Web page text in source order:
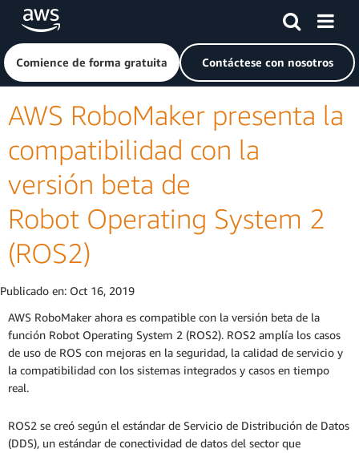
Saltar al contenido principal
Haga clic aquí para volver a la página de inicio de Amazon
Comience de forma gratuita Contáctese con nosotros
AWS RoboMaker presenta la
compatibilidad con la
versión beta de
Robot Operating System 2
(ROS2)
Publicado en: Oct 16, 2019
AWS RoboMaker ahora es compatible con la versión beta de la
función Robot Operating System 2 (ROS2). ROS2 amplía los casos
de uso de ROS con mejoras en la seguridad, la calidad de servicio y
la compatibilidad con los sistemas integrados y casos en tiempo
real.
ROS2 se creó según el estándar de Servicio de Distribución de Datos
(DDS), un estándar de conectividad de datos del sector que